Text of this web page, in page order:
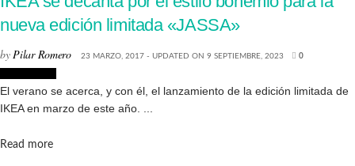
nueva edición limitada «JASSA»
byPilar Romero 23 MARZO, 2017 - UPDATED ON 9 SEPTIEMBRE, 2023 0
El verano se acerca, y con él, el lanzamiento de la edición limitada de
IKEA en marzo de este año. ...
Read moreDetails